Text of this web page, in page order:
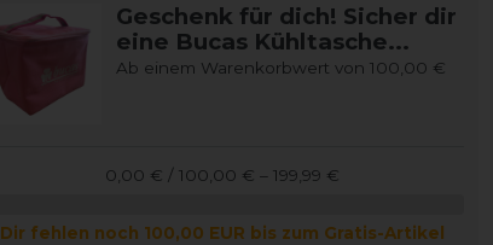
Geschenk für dich! Sicher dir
eine Bucas Kühltasche...
Ab einem Warenkorbwert von 100,00 €
0,00 € / 100,00 € – 199,99 €
Dir fehlen noch 100,00 EUR bis zum Gratis-Artikel